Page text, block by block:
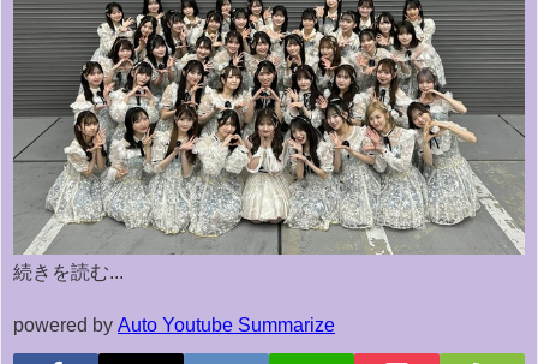
続きを読む...
powered by Auto Youtube Summarize